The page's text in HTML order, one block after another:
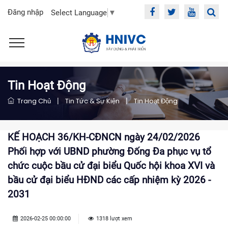
Đăng nhập Select Language ▼
Tin Hoạt Động
Trang Chủ | Tin Tức & Sự Kiện | Tin Hoạt Động
KẾ HOẠCH 36/KH-CĐNCN ngày 24/02/2026
Phối hợp với UBND phường Đống Đa phục vụ tổ
chức cuộc bầu cử đại biểu Quốc hội khoa XVI và
bầu cử đại biểu HĐND các cấp nhiệm kỳ 2026 -
2031
2026-02-25 00:00:00 1318 lượt xem